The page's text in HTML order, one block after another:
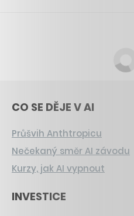
CO SE DĚJE V AI
Průšvih Anthtropicu
Nečekaný směr AI závodu
Kurzy, jak AI vypnout
INVESTICE